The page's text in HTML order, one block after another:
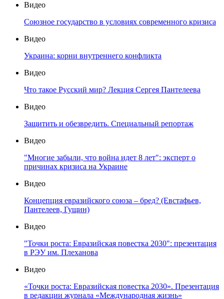
Видео
Союзное государство в условиях современного кризиса
Видео
Украина: корни внутреннего конфликта
Видео
Что такое Русский мир? Лекция Сергея Пантелеева
Видео
Защитить и обезвредить. Специальный репортаж
Видео
"Многие забыли, что война идет 8 лет": эксперт о
причинах кризиса на Украине
Видео
Концепция евразийского союза – бред? (Евстафьев,
Пантелеев, Гущин)
Видео
"Точки роста: Евразийская повестка 2030": презентация
в РЭУ им. Плеханова
Видео
«Точки роста: Евразийская повестка 2030». Презентация
в редакции журнала «Международная жизнь»